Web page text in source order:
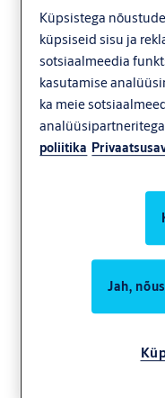
Küpsistega
küpsiseid sisu ja
sotsiaalmeedia
kasutamise
ka meie
poliitika
Jah,